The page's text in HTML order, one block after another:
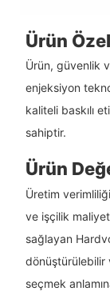
Ürün
Ürün, güvenlik
enjeksiyon
kaliteli baskılı
sahiptir.
Ürün
Üretim
ve işçilik
sağlayan
dönüştürülebilir
seçmek